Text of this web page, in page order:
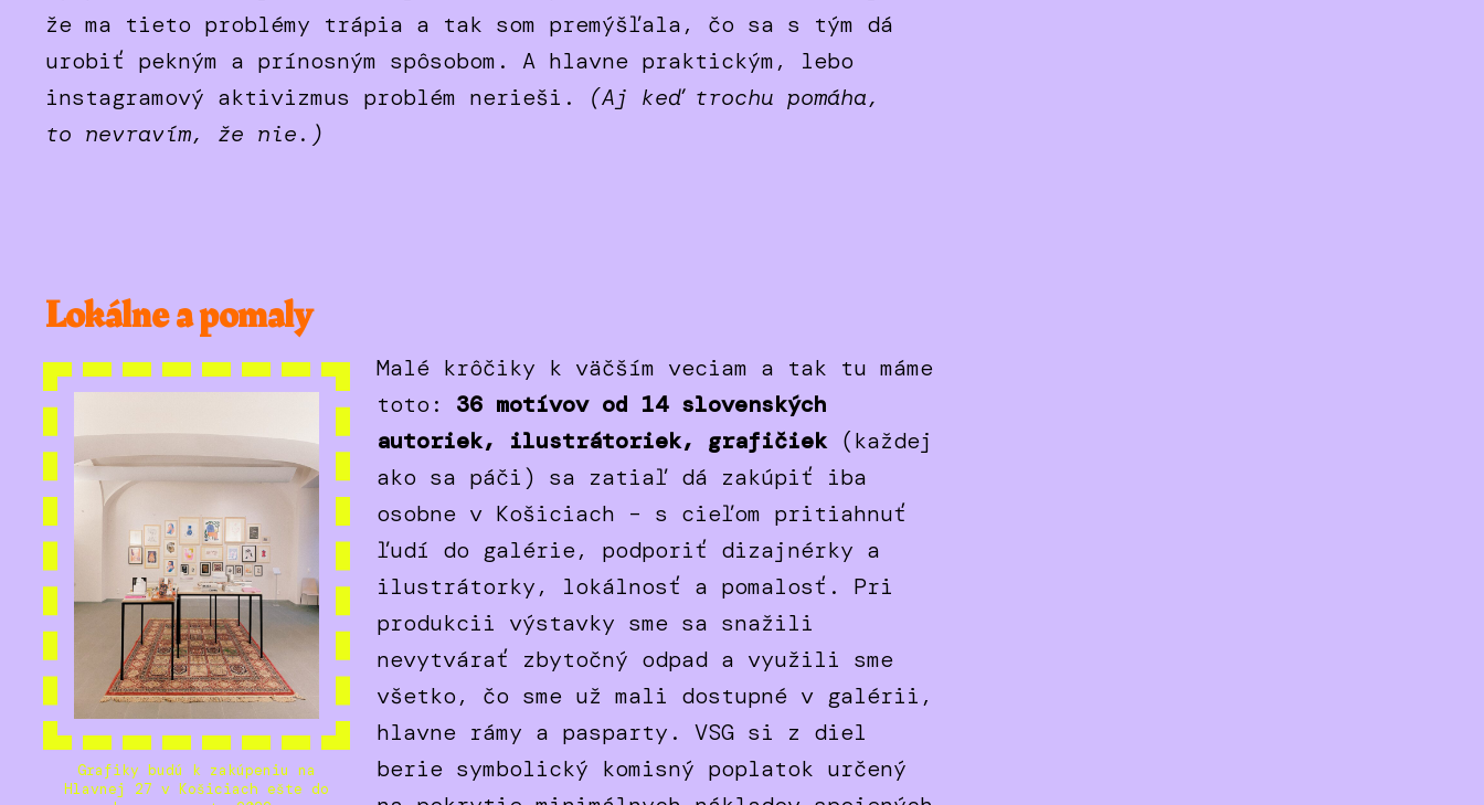
že ma tieto problémy trápia a tak som premýšľala, čo sa s tým dá
urobiť pekným a prínosným spôsobom. A hlavne praktickým, lebo
instagramový aktivizmus problém nerieši.
(Aj keď trochu pomáha,
to nevravím, že nie.)
Lokálne a pomaly
Grafiky budú k zakúpeniu na
Hlavnej 27 v Košiciach ešte do
Malé krôčiky k väčším veciam a tak tu máme
toto: 36 motívov od 14 slovenských
autoriek, ilustrátoriek, grafičiek(každej
ako sa páči) sa zatiaľ dá zakúpiť iba
osobne v Košiciach – s cieľom pritiahnuť
ľudí do galérie, podporiť dizajnérky a
ilustrátorky, lokálnosť a pomalosť. Pri
produkcii výstavky sme sa snažili
nevytvárať zbytočný odpad a využili sme
všetko, čo sme už mali dostupné v galérii,
hlavne rámy a pasparty. VSG si z diel
berie symbolický komisný poplatok určený